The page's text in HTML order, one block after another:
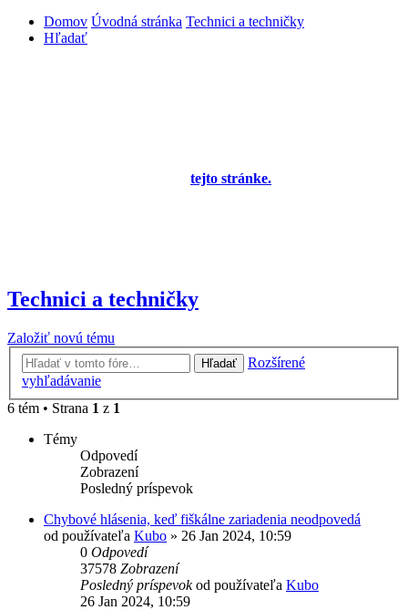
Domov Úvodná stránka Technici a techničky
Hľadať
tejto stránke.
Technici a techničky
Založiť novú tému
Hľadať
Rozšírené
vyhľadávanie
6 tém • Strana 1 z 1
Témy
Odpovedí
Zobrazení
Posledný príspevok
Chybové hlásenia, keď fiškálne zariadenia neodpovedá
od používateľa Kubo » 26 Jan 2024, 10:59
0 Odpovedí
37578 Zobrazení
Posledný príspevokod používateľa Kubo
26 Jan 2024, 10:59